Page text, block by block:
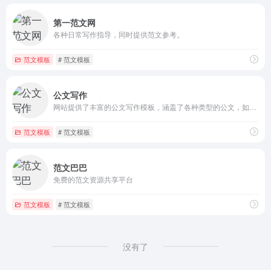
第一范文网
各种日常写作指导，同时提供范文参考。
范文模板 # 范文模板
公文写作
范文模板 # 范文模板
范文巴巴
免费的范文资源共享平台
范文模板 # 范文模板
没有了